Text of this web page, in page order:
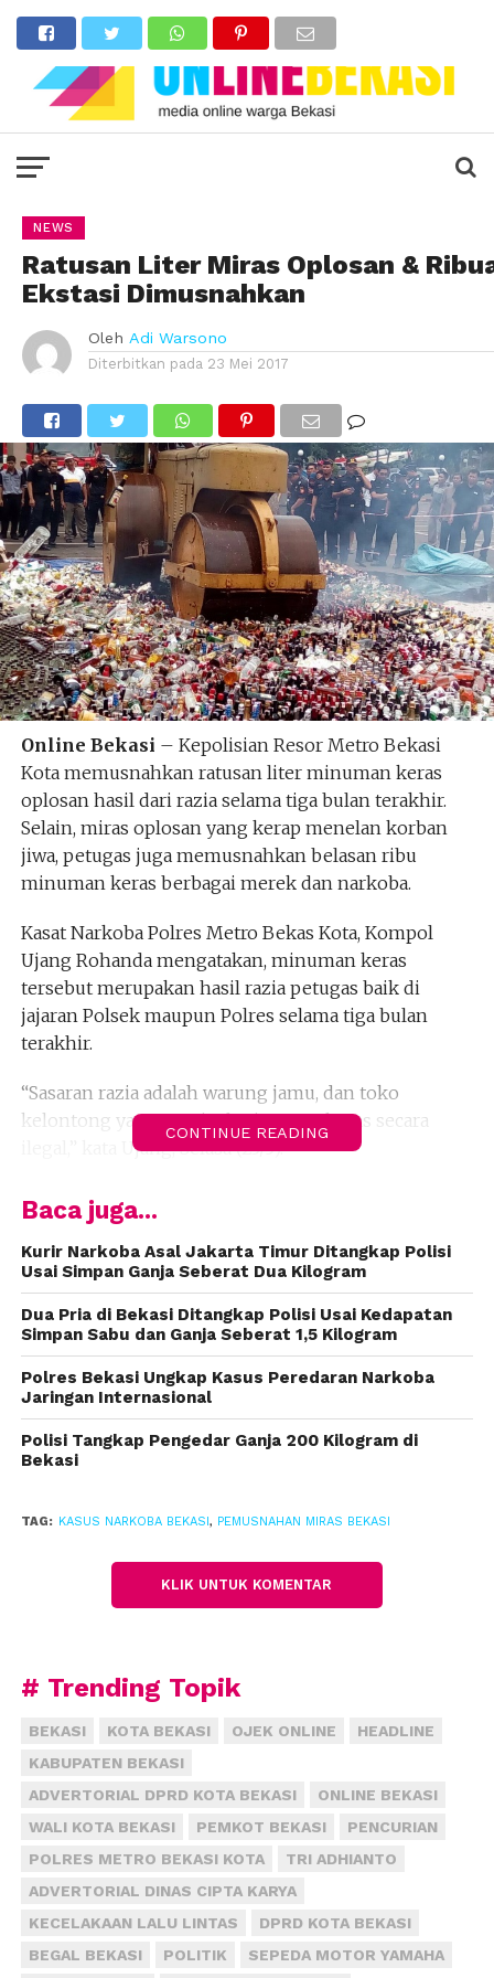
NEWS
Ratusan Liter Miras Oplosan &
Ekstasi Dimusnahkan
Oleh Adi Warsono
Diterbitkan pada 23 Mei 2017
Online Bekasi – Kepolisian Resor Metro Bekasi
Kota memusnahkan ratusan liter minuman keras
oplosan hasil dari razia selama tiga bulan terakhir.
Selain, miras oplosan yang kerap menelan korban
jiwa, petugas juga memusnahkan belasan ribu
minuman keras berbagai merek dan narkoba.
Kasat Narkoba Polres Metro Bekas Kota, Kompol
Ujang Rohanda mengatakan, minuman keras
tersebut merupakan hasil razia petugas baik di
jajaran Polsek maupun Polres selama tiga bulan
terakhir.
“Sasaran razia adalah warung jamu, dan toko
kelontong yang menjual minuman keras secara
ilegal,” kata Ujang, Selasa (23/5).
Ujang mengatakan, meski menyita belasan ribu
botol dan ratusan liter minuman keras, penyidik tak
sampai menetapkan tersangka. Sebab, sanksi dari
jualan minuman keras tersebut hanya termaktub di
dalam peraturan daerah.
“Kalau narkoba yang dimusnahkan, merupakan
barang bukti dari 156 kasus yang ditangani polisi,”
kata dia.
Ia merinci, barang bukti itu antara lain daun ganja
heroin, 405,65 gram sabu-sabu. Barang haram itu
dan 6 perempuan.
CONTINUE READING
Baca juga...
Kurir Narkoba Asal Jakarta Timur Ditangkap Polisi
Usai Simpan Ganja Seberat Dua Kilogram
Dua Pria di Bekasi Ditangkap Polisi Usai Kedapatan
Simpan Sabu dan Ganja Seberat 1,5 Kilogram
Polres Bekasi Ungkap Kasus Peredaran Narkoba
Jaringan Internasional
Polisi Tangkap Pengedar Ganja 200 Kilogram di
Bekasi
TAG: KASUS NARKOBA BEKASI, PEMUSNAHAN MIRAS BEKASI
KLIK UNTUK KOMENTAR
# Trending Topik
BEKASI KOTA BEKASI OJEK ONLINE
HEADLINE
KABUPATEN BEKASI
ADVERTORIAL DPRD KOTA BEKASI
ONLINE BEKASI
WALI KOTA BEKASI
PEMKOT BEKASI
PENCURIAN
POLRES METRO BEKASI KOTA
TRI ADHIANTO
ADVERTORIAL DINAS CIPTA KARYA
KECELAKAAN LALU LINTAS
DPRD KOTA BEKASI
BEGAL BEKASI
POLITIK
SEPEDA MOTOR YAMAHA